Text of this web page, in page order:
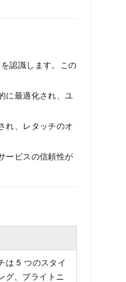
認識します。この
に最適化され、ユ
れ、レタッチのオ
ービスの信頼性が
は 5 つのスタイ
グ、ブライトニ